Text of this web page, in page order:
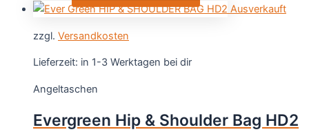
Produktseite
Produkt
können
Ausverkauft
zzgl. Versandkosten
Lieferzeit: in 1-3 Werktagen bei dir
Angeltaschen
Evergreen Hip & Shoulder Bag HD2